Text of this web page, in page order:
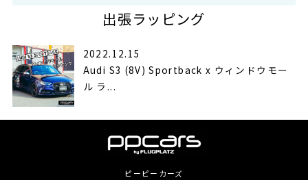
出張ラッピング
2022.12.15
Audi S3 (8V) Sportback x ウィンドウモー
ル ラ...
ピーピーカーズ